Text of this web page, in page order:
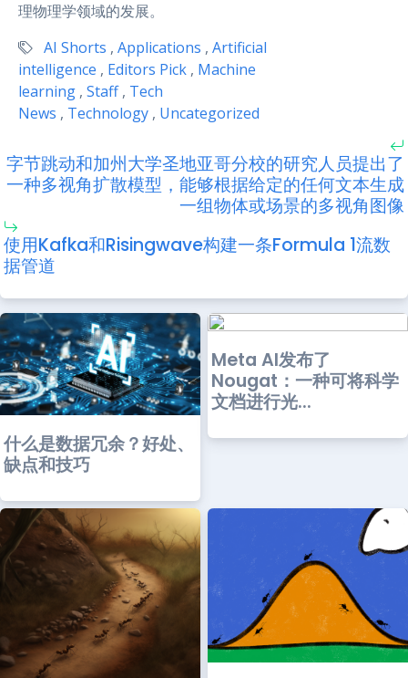
理物理学领域的发展。
AI Shorts , Applications , Artificial
intelligence , Editors Pick , Machine
learning , Staff , Tech
News , Technology , Uncategorized
字节跳动和加州大学圣地亚哥分校的研究人员提出了
一种多视角扩散模型，能够根据给定的任何文本生成
一组物体或场景的多视角图像
使用Kafka和Risingwave构建一条Formula 1流数
据管道
什么是数据冗余？好处、
缺点和技巧
Meta AI发布了
Nougat：一种可将科学
文档进行光...